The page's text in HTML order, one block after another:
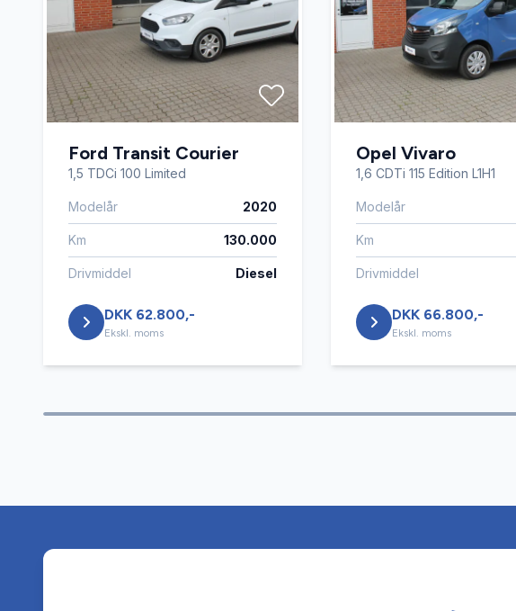
Ford Transit Courier
1,5 TDCi 100 Limited
Modelår 2020
Km 130.000
Drivmiddel Diesel
DKK 62.800,-
Ekskl. moms
Opel Vivaro
1,6 CDTi 115 Edition L1H1
Modelår
Km
Drivmiddel
DKK 66.800,-
Ekskl. moms